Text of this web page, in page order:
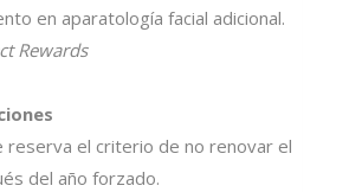
en aparatología facial adicional.
Rewards
reserva el criterio de no renovar el
del año forzado.